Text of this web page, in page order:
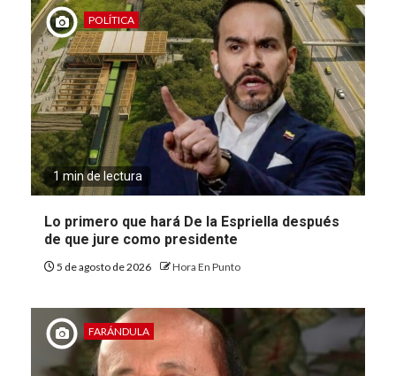
POLÍTICA
1 min de lectura
Lo primero que hará De la Espriella después
de que jure como presidente
5 de agosto de 2026 Hora En Punto
FARÁNDULA